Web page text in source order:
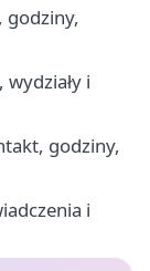
godziny,
i
godziny,
i